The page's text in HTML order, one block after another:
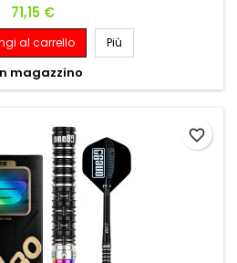
Prezzo
71,15 €
al carrello Più
magazzino
favorite_border